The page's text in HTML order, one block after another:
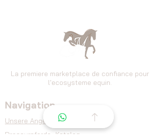
Bildausschnitt und
Bildharmonisierung für eine
professionellere und einheitlichere
Präsentation.
👉 Hochwertige Bilder steigern die
Glaubwürdigkeit der Anzeige und
fördern die Kontaktaufnahme.
La premiere marketplace de confiance pour
l'ecosysteme equin.
Navigation
Unsere Angebote